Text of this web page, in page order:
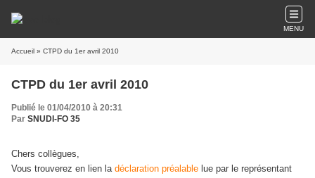
MENU
Accueil » CTPD du 1er avril 2010
CTPD du 1er avril 2010
Publié le 01/04/2010 à 20:31
Par SNUDI-FO 35
Chers collègues,
Vous trouverez en lien la déclaration préalable lue par le représentant